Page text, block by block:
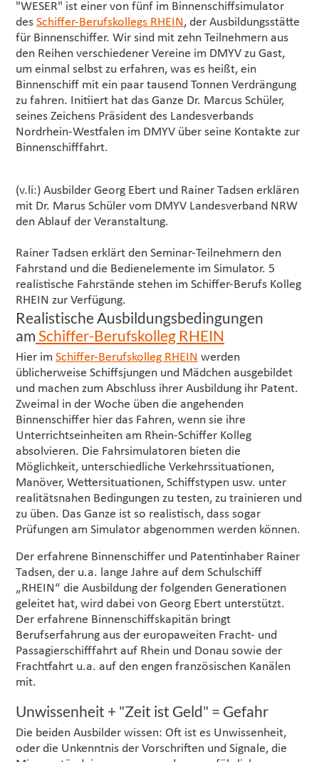
"WESER" ist einer von fünf im Binnenschiffsimulator
des Schiffer-Berufskollegs RHEIN , der Ausbildungsstätte
für Binnenschiffer. Wir sind mit zehn Teilnehmern aus
den Reihen verschiedener Vereine im DMYV zu Gast,
um einmal selbst zu erfahren, was es heißt, ein
Binnenschiff mit ein paar tausend Tonnen Verdrängung
zu fahren. Initiiert hat das Ganze Dr. Marcus Schüler,
seines Zeichens Präsident des Landesverbands
Nordrhein-Westfalen im DMYV über seine Kontakte zur
Binnenschifffahrt.
(v.li:) Ausbilder Georg Ebert und Rainer Tadsen erklären
mit Dr. Marus Schüler vom DMYV Landesverband NRW
den Ablauf der Veranstaltung.
Rainer Tadsen erklärt den Seminar-Teilnehmern den
Fahrstand und die Bedienelemente im Simulator. 5
realistische Fahrstände stehen im Schiffer-Berufs Kolleg
RHEIN zur Verfügung.
Realistische Ausbildungsbedingungen
am Schiffer-Berufskolleg RHEIN
Hier im Schiffer-Berufskolleg RHEIN werden
üblicherweise Schiffsjungen und Mädchen ausgebildet
und machen zum Abschluss ihrer Ausbildung ihr Patent.
Zweimal in der Woche üben die angehenden
Binnenschiffer hier das Fahren, wenn sie ihre
Unterrichtseinheiten am Rhein-Schiffer Kolleg
absolvieren. Die Fahrsimulatoren bieten die
Möglichkeit, unterschiedliche Verkehrssituationen,
Manöver, Wettersituationen, Schiffstypen usw. unter
realitätsnahen Bedingungen zu testen, zu trainieren und
zu üben. Das Ganze ist so realistisch, dass sogar
Prüfungen am Simulator abgenommen werden können.
Der erfahrene Binnenschiffer und Patentinhaber Rainer
Tadsen, der u.a. lange Jahre auf dem Schulschiff
„RHEIN“ die Ausbildung der folgenden Generationen
geleitet hat, wird dabei von Georg Ebert unterstützt.
Der erfahrene Binnenschiffskapitän bringt
Berufserfahrung aus der europaweiten Fracht- und
Passagierschifffahrt auf Rhein und Donau sowie der
Frachtfahrt u.a. auf den engen französischen Kanälen
mit.
Unwissenheit + "Zeit ist Geld" = Gefahr
Die beiden Ausbilder wissen: Oft ist es Unwissenheit,
oder die Unkenntnis der Vorschriften und Signale, die